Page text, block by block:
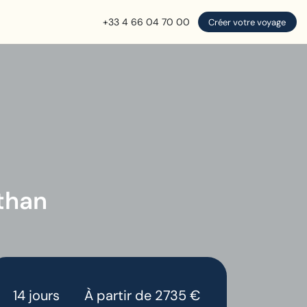
+33 4 66 04 70 00 Créer votre voyage
14 jours À partir de 2735 €